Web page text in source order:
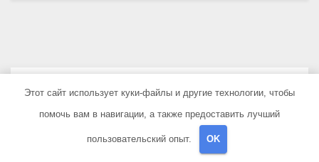
You missed
Этот сайт использует куки-файлы и другие технологии, чтобы
помочь вам в навигации, а также предоставить лучший
пользовательский опыт. OK